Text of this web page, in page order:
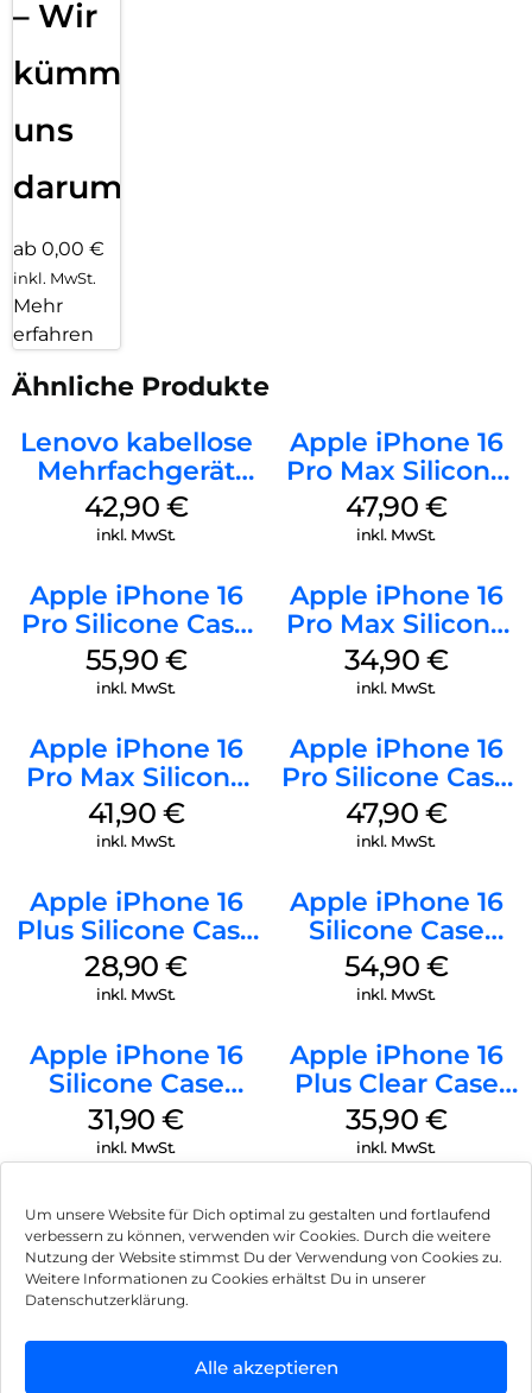
Um unsere Website für Dich optimal zu gestalten und fortlaufend
verbessern zu können, verwenden wir Cookies. Durch die weitere
Nutzung der Website stimmst Du der Verwendung von Cookies zu.
Weitere Informationen zu Cookies erhältst Du in unserer
Datenschutzerklärung.
Alle akzeptieren
– Wir
kümmern
uns
darum!
ab 0,00 €
inkl. MwSt.
Mehr
erfahren
Ähnliche Produkte
Lenovo kabellose
Mehrfachgerät
Luna Grey
42,90 €
inkl. MwSt.
Apple iPhone 16
Pro Max Silicone
Case MagSafe
Black
47,90 €
inkl. MwSt.
Apple iPhone 16
Pro Silicone Case
MagSafe Stone
Gray
55,90 €
inkl. MwSt.
Apple iPhone 16
Pro Max Silicone
Case MagSafe
Denim
34,90 €
inkl. MwSt.
Apple iPhone 16
Pro Max Silicone
Case MagSafe
Ultramarine
41,90 €
inkl. MwSt.
Apple iPhone 16
Pro Silicone Case
MagSafe Denim
47,90 €
inkl. MwSt.
Apple iPhone 16
Plus Silicone Case
MagSafe Black
28,90€
inkl. MwSt.
Apple iPhone 16
Silicone Case
MagSafe Lake
Green
54,90 €
inkl. MwSt.
Apple iPhone 16
Silicone Case
MagSafe Fuchsia
31,90€
inkl. MwSt.
Apple iPhone 16
Plus Clear Case
MagSafe
Transparent
35,90 €
inkl. MwSt.
Impressum